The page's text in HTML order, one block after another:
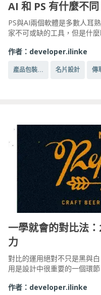
AI 和 PS 有什麼不
PS與AI兩個軟體是多數人耳
家不可或缺的工具，但是什
作者： developer.ilinke
產品包裝... 名片設計 傳
一學就會的對比法
力
對比的運用絕對不只是黑與
用是設計中很重要的一個環
作者： developer.ilinke